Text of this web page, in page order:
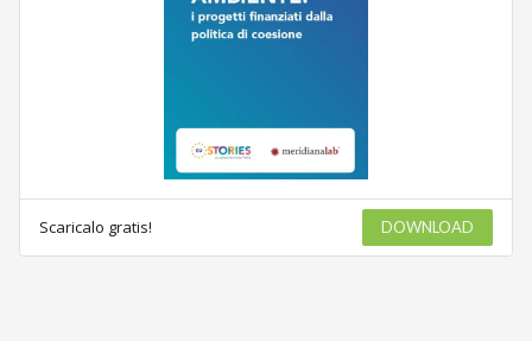
Scaricalo gratis! DOWNLOAD